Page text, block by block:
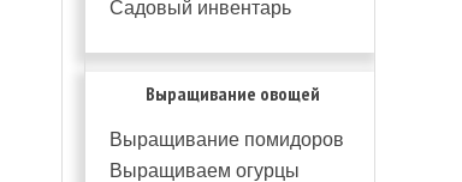
Садовый инвентарь
Выращивание овощей
Выращивание помидоров
Выращиваем огурцы